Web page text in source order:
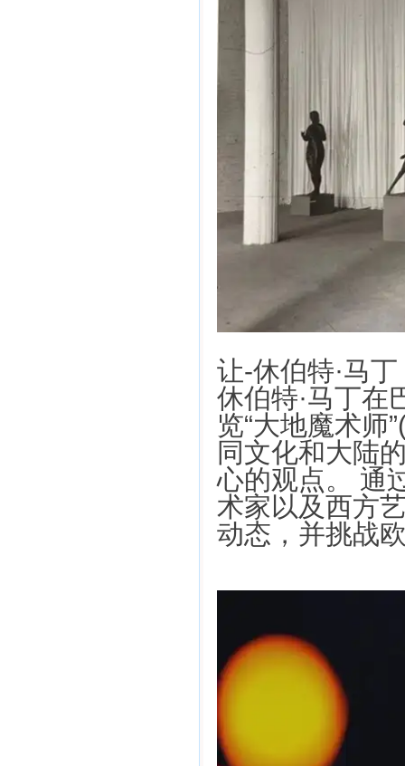
让-休伯特·马
休伯特·马丁在
览“大地魔术师
同文化和大陆
心的观点。 通
术家以及西方
动态，并挑战